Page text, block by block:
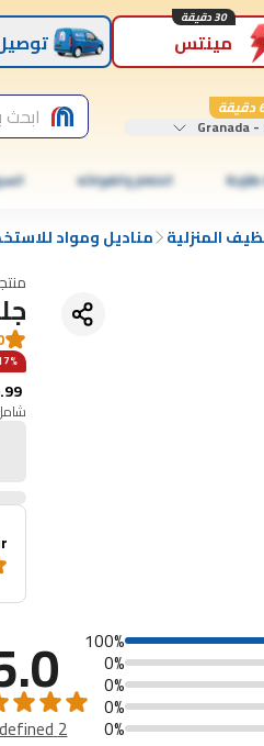
مينتس
30 دقيقة
Granada - ابحث
الخضار والفواكه
المنزلية مناديل ومواد
17%
.99
100%
0%
0%
0%
0%
2 undefined